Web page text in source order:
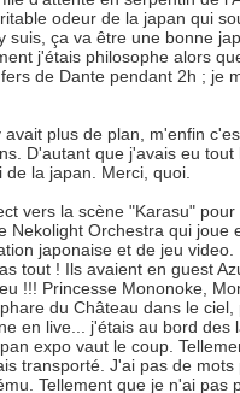
odeur de la japan qui
ça va être une bonne
j'étais philosophe alors
de Dante pendant 2h ; je
avait plus de plan, m'enfin
D'autant que j'avais eu tout
la japan. Merci, quoi.
vers la scène "Karasu" pour
Nekolight Orchestra qui joue
japonaise et de jeu video.
tout ! Ils avaient en guest
!!! Princesse Mononoke,
du Château dans le ciel,
en live... j'étais au bord des
expo vaut le coup.
transporté. J'ai pas de mots
Tellement que je n'ai pas